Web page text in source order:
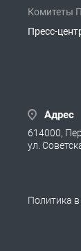
Комитеты
Пресс-
Адрес
614000,
ул.
Политика